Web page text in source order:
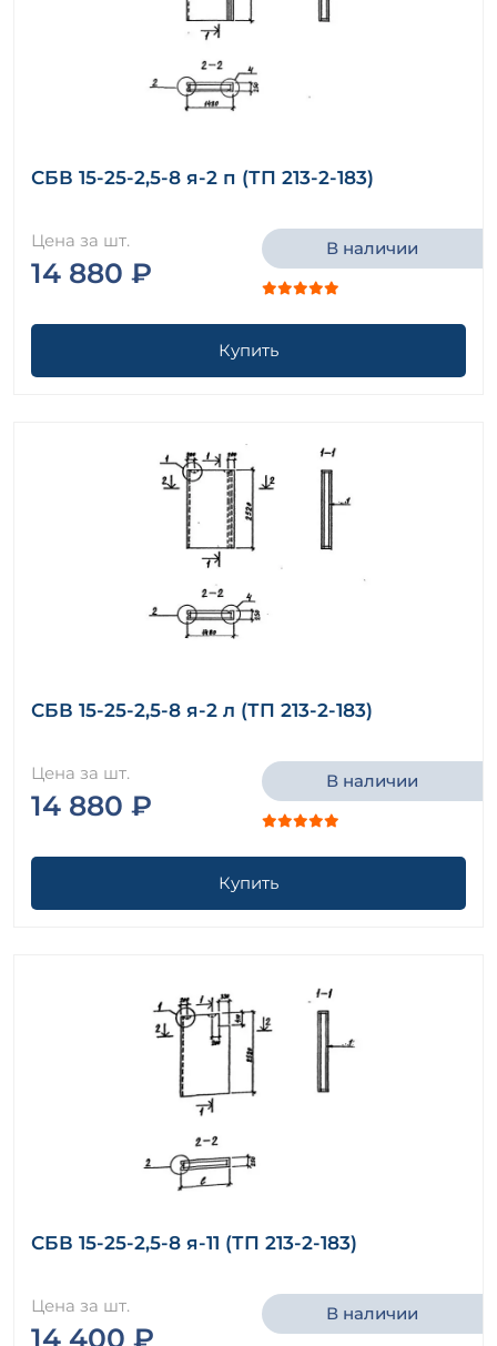
СБВ 15-25-2,5-8 я-2 п (ТП 213-2-183)
Цена за шт.
14 880 ₽
В наличии
Купить
СБВ 15-25-2,5-8 я-2 л (ТП 213-2-183)
Цена за шт.
14 880 ₽
В наличии
Купить
СБВ 15-25-2,5-8 я-11 (ТП 213-2-183)
Цена за шт.
14 400 ₽
В наличии